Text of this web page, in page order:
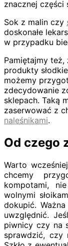
znacznej części
Sok z malin czy
doskonałe
w przypadku
Pamiętajmy też,
produkty
możemy
zdecydowanie
sklepach. Taką
zaserwować z
naleśnikami.
Od czego
Warto
chcemy
kompotami,
wolnymi
dokupić.
uwzględnić.
piwnicy czy na
sprawdzić, czy